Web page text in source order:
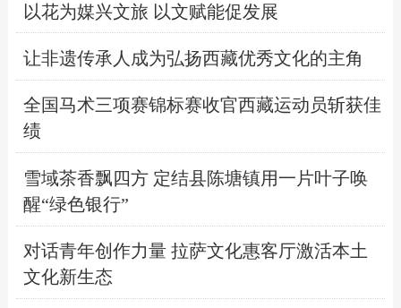
以花为媒兴文旅 以文赋能促发展
让非遗传承人成为弘扬西藏优秀文化的主角
全国马术三项赛锦标赛收官西藏运动员斩获佳
绩
雪域茶香飘四方 定结县陈塘镇用一片叶子唤
醒“绿色银行”
对话青年创作力量 拉萨文化惠客厅激活本土
文化新生态